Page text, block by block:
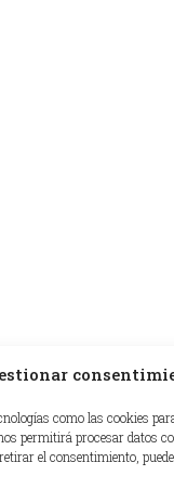
como las cookies
permitirá procesar datos
el consentimiento,